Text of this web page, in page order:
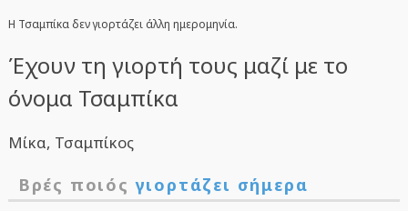
Η Τσαμπίκα δεν γιορτάζει άλλη ημερομηνία.
Έχουν τη γιορτή τους μαζί με το
όνομα Τσαμπίκα
Μίκα, Τσαμπίκος
Βρές ποιόςγιορτάζει σήμερα